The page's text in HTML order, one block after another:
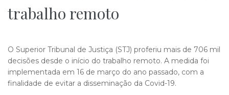
trabalho remoto
O Superior Tribunal de Justiça (STJ) proferiu mais de 706 mil
decisões desde o início do trabalho remoto. A medida foi
implementada em 16 de março do ano passado, com a
finalidade de evitar a disseminação da Covid-19.